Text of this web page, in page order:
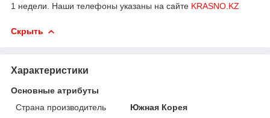
1 недели. Наши телефоны указаны на сайте KRASNO.KZ
Скрыть
Характеристики
Основные атрибуты
Страна производитель
Южная Корея